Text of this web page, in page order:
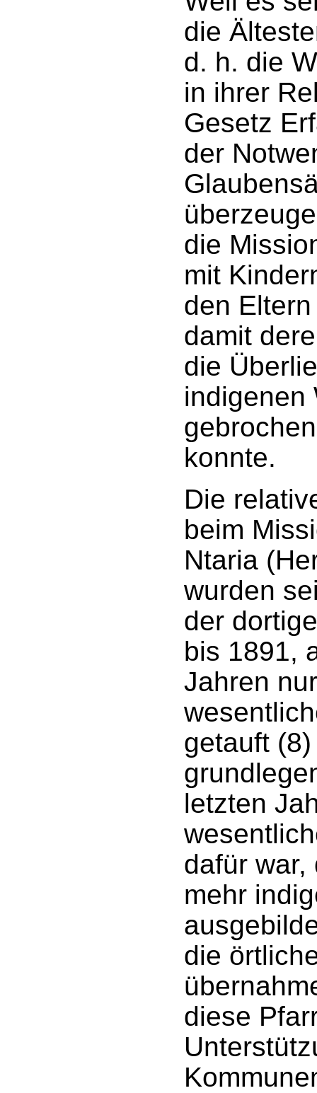
die
d. h. die
in ihrer
Gesetz
der
die
mit
den
damit
die
indigenen
konnte.
Die
beim
Ntaria
wurden
der
bis 1891,
Jahren
getauft
letzten
dafür war,
mehr
die
diese